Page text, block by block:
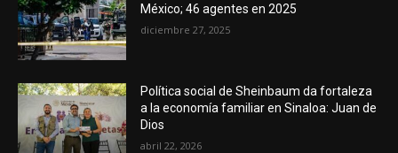
México; 46 agentes en 2025
diciembre 27, 2025
Política social de Sheinbaum da fortaleza
a la economía familiar en Sinaloa: Juan de
Dios
abril 22, 2026